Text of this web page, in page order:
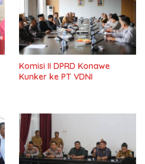
Komisi II DPRD Konawe
Kunker ke PT VDNI